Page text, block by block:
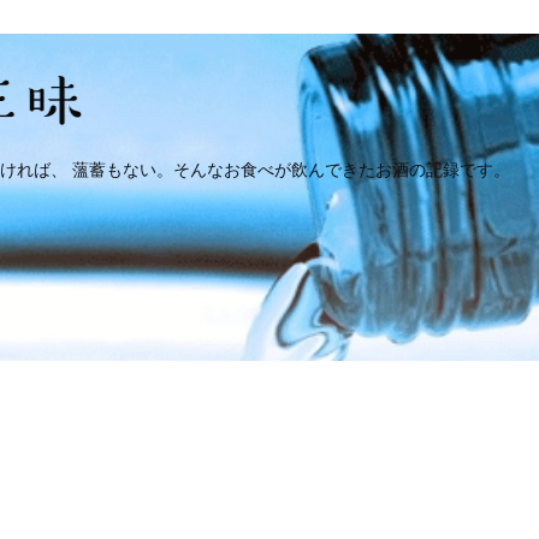
ば、 薀蓄もない。そんなお食べが飲んできたお酒の記録です。